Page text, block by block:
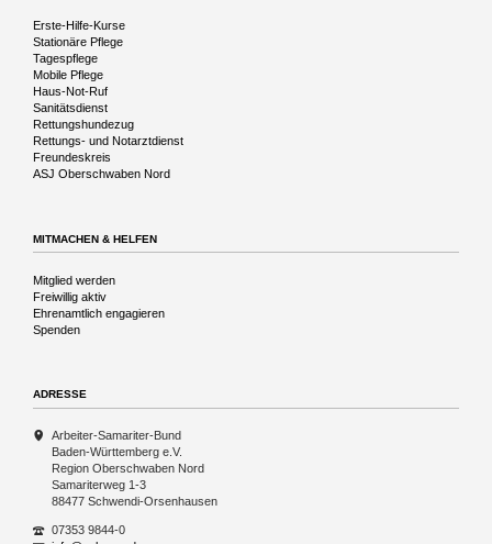
Navigation
überspringen
Erste-Hilfe-Kurse
Stationäre Pflege
Tagespflege
Mobile Pflege
Haus-Not-Ruf
Sanitätsdienst
Rettungshundezug
Rettungs- und Notarztdienst
Freundeskreis
ASJ Oberschwaben Nord
MITMACHEN & HELFEN
Navigation
überspringen
Mitglied werden
Freiwillig aktiv
Ehrenamtlich engagieren
Spenden
ADRESSE
Arbeiter-Samariter-Bund
Baden-Württemberg e.V.
Region Oberschwaben Nord
Samariterweg 1-3
88477 Schwendi-Orsenhausen
07353 9844-0